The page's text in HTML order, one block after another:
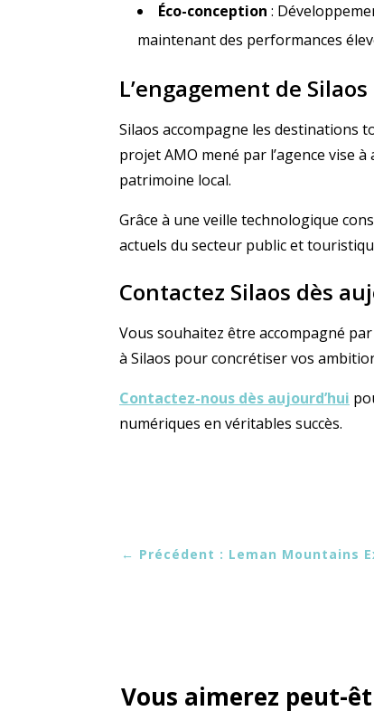
Éco-conception :
maintenant des performances
L’engagement de
Silaos accompagne les destinations
projet AMO mené par l’agence vise
patrimoine local.
Grâce à une veille technologique
actuels du secteur public et
Contactez Silaos dès
Vous souhaitez être accompagné
à Silaos pour concrétiser vos
Contactez-nous dès aujourd’hui
numériques en véritables succès.
← Précédent : Leman Mountains
Vous aimerez peut-